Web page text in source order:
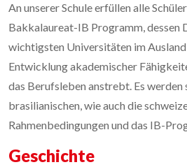
An unserer Schule erfüllen alle
Bakkalaureat-IB Programm, dessen
wichtigsten Universitäten im
Entwicklung akademischer
das Berufsleben anstrebt. Es werden
brasilianischen, wie auch die
Rahmenbedingungen und das IB-
Geschichte